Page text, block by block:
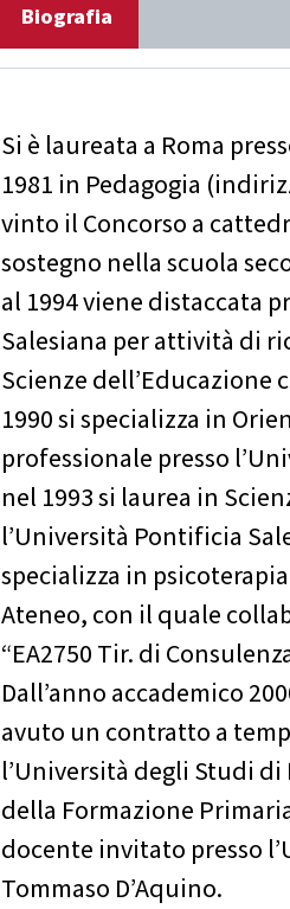
Biografia
Si è laureata a Roma
1981 in Pedagogia
vinto il Concorso a
sostegno nella scuola
al 1994 viene distaccata
Salesiana per attività di
Scienze dell’Educazione
1990 si specializza in
professionale presso
nel 1993 si laurea in
l’Università Pontificia
specializza in
Ateneo, con il quale
“EA2750 Tir. di
Dall’anno accademico
avuto un contratto a
l’Università degli Studi di
della Formazione
docente invitato presso
Tommaso D’Aquino.